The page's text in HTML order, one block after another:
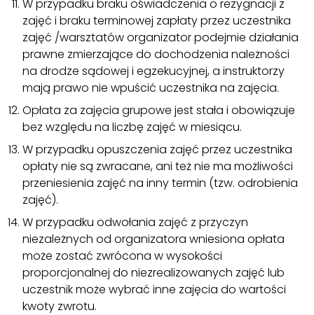
W przypadku braku oświadczenia o rezygnacji z
zajęć i braku terminowej zapłaty przez uczestnika
zajęć /warsztatów organizator podejmie działania
prawne zmierzające do dochodzenia należności
na drodze sądowej i egzekucyjnej, a instruktorzy
mają prawo nie wpuścić uczestnika na zajęcia.
Opłata za zajęcia grupowe jest stała i obowiązuje
bez względu na liczbę zajęć w miesiącu.
W przypadku opuszczenia zajęć przez uczestnika
opłaty nie są zwracane, ani też nie ma możliwości
przeniesienia zajęć na inny termin (tzw. odrobienia
zajęć).
W przypadku odwołania zajęć z przyczyn
niezależnych od organizatora wniesiona opłata
może zostać zwrócona w wysokości
proporcjonalnej do niezrealizowanych zajęć lub
uczestnik może wybrać inne zajęcia do wartości
kwoty zwrotu.